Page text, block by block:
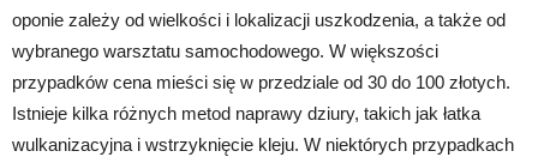
oponie zależy od wielkości i lokalizacji uszkodzenia, a także od
wybranego warsztatu samochodowego. W większości
przypadków cena mieści się w przedziale od 30 do 100 złotych.
Istnieje kilka różnych metod naprawy dziury, takich jak łatka
wulkanizacyjna i wstrzyknięcie kleju. W niektórych przypadkach